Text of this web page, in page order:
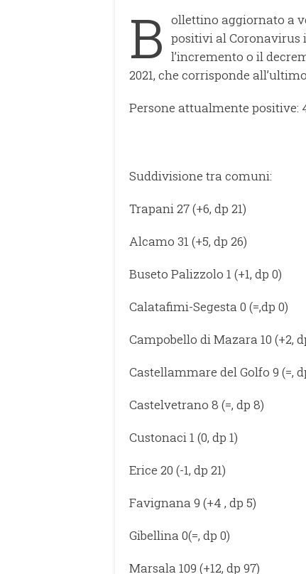
B ollettino aggiornato a
positivi al Coronavirus
l’incremento o il
2021, che corrisponde
Persone attualmente positive:
Suddivisione tra comuni:
Trapani 27 (+6, dp 21)
Alcamo 31 (+5, dp 26)
Buseto Palizzolo 1 (+1, dp 0)
Calatafimi-Segesta 0 (=,dp 0)
Campobello di Mazara 10 (+2,
Castellammare del Golfo 9 (=,
Castelvetrano 8 (=, dp 8)
Custonaci 1 (0, dp 1)
Erice 20 (-1, dp 21)
Favignana 9 (+4 , dp 5)
Gibellina 0(=, dp 0)
Marsala 109 (+12, dp 97)